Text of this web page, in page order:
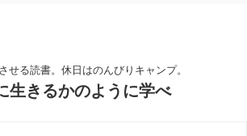
せる読書。休日はのんびりキャンプ。
生きるかのように学べ